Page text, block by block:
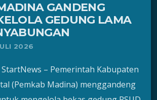
GANDENG
GEDUNG LAMA
2026
– Pemerintah Kabupaten
(Pemkab Madina) menggandeng